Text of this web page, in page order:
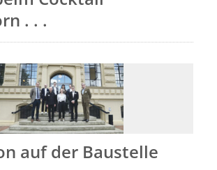
. . .
auf der Baustelle